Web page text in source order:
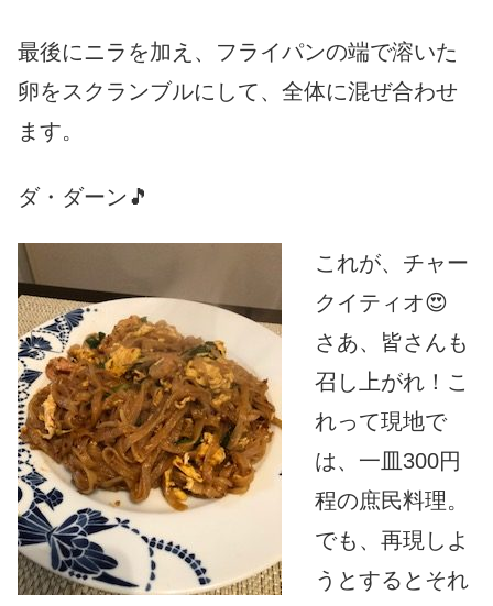
最後にニラを加え、 フライパンの端で溶いた
卵をスクランブルにして、 全体に混ぜ合わせ
ます。
ダ・ダーン🎵
これが、チャー
クイティオ😍
さあ、皆さんも
召し上がれ！こ
れって現地で
は、一皿300円
程の庶民料理。
でも、再現しよ
うとするとそれ